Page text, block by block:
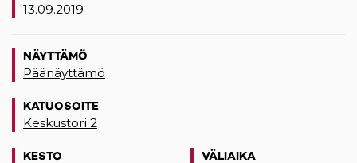
13.09.2019
NÄYTTÄMÖ
Päänäyttämö
KATUOSOITE
Keskustori 2
KESTO VÄLIAIKA